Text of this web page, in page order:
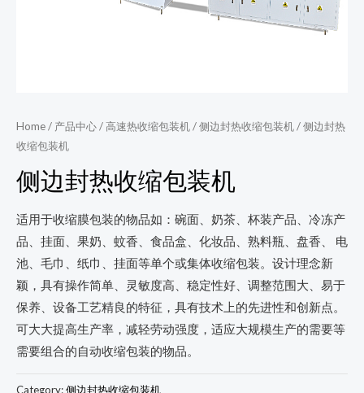
Home/ 产品中心/高速热收缩包装机/侧边封热收缩包装机/ 侧边封热
收缩包装机
侧边封热收缩包装机
适用于收缩膜包装的物品如：碗面、奶茶、杯装产品、冷冻产
品、挂面、果奶、蚊香、食品盒、化妆品、熟料瓶、盘香、 电
池、毛巾、纸巾、挂面等单个或集体收缩包装。设计理念新
颖，具有操作简单、灵敏度高、稳定性好、调整范围大、易于
保养、设备工艺精良的特征，具有技术上的先进性和创新点。
可大大提高生产率，减轻劳动强度，适应大规模生产的需要等
需要组合的自动收缩包装的物品。
Category:侧边封热收缩包装机